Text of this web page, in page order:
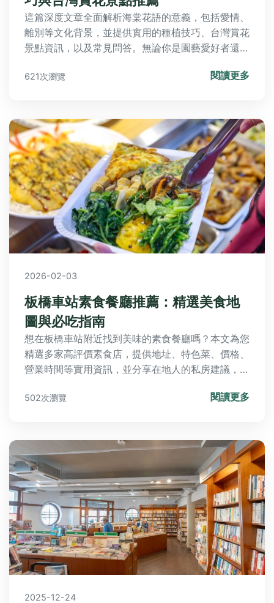
這篇深度文章全面解析海棠花語的意義，包括愛情、
離別等文化背景，並提供實用的種植技巧、台灣賞花
景點資訊，以及常見問答。無論你是園藝愛好者還是
的疑問。
621次瀏覽 閱讀更多
2026-02-03
板橋車站素食餐廳推薦：精選美食地
圖與必吃指南
想在板橋車站附近找到美味的素食餐廳嗎？本文為您
精選多家高評價素食店，提供地址、特色菜、價格、
營業時間等實用資訊，並分享在地人的私房建議，幫
502次瀏覽 閱讀更多
2025-12-24